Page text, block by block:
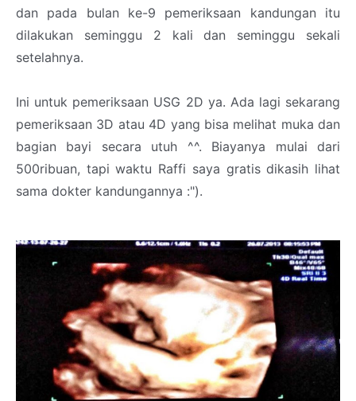
dan pada bulan ke-9 pemeriksaan kandungan itu
dilakukan seminggu 2 kali dan seminggu sekali
setelahnya.
Ini untuk pemeriksaan USG 2D ya. Ada lagi sekarang
pemeriksaan 3D atau 4D yang bisa melihat muka dan
bagian bayi secara utuh ^^. Biayanya mulai dari
500ribuan, tapi waktu Raffi saya gratis dikasih lihat
sama dokter kandungannya :").